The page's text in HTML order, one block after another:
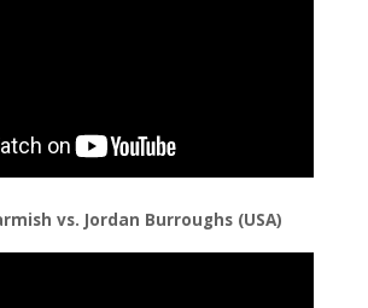
vs. Jordan Burroughs (USA)